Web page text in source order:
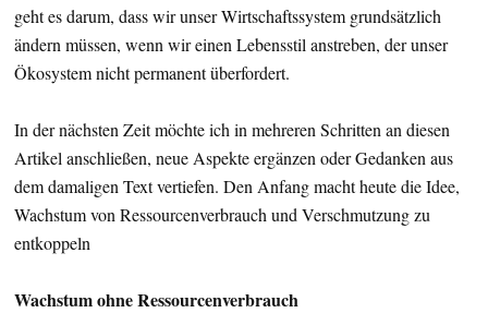
geht es darum, dass wir unser Wirtschaftssystem grundsätzlich
ändern müssen, wenn wir einen Lebensstil anstreben, der unser
Ökosystem nicht permanent überfordert.
In der nächsten Zeit möchte ich in mehreren Schritten an diesen
Artikel anschließen, neue Aspekte ergänzen oder Gedanken aus
dem damaligen Text vertiefen. Den Anfang macht heute die Idee,
Wachstum von Ressourcenverbrauch und Verschmutzung zu
entkoppeln
Wachstum ohne Ressourcenverbrauch